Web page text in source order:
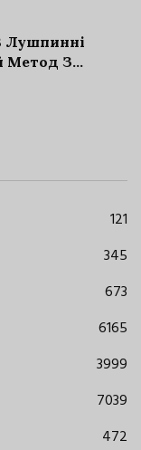
Лушпинні
Метод З
121
345
673
6165
3999
7039
472